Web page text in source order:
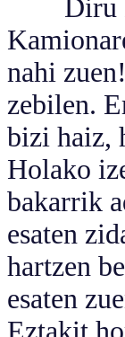
Diru
nahi
zebilen.
bizi haiz,
Holako
bakarrik
esaten
hartzen
esaten